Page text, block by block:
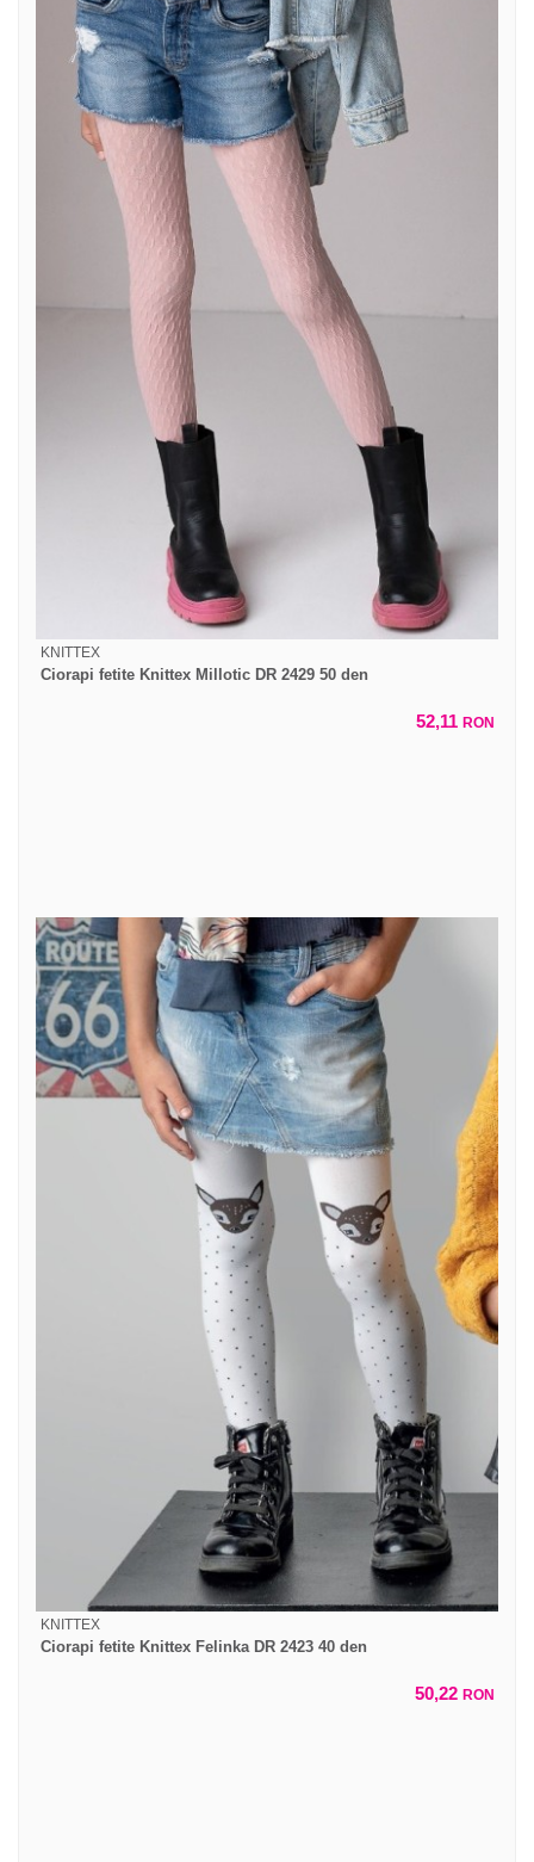
KNITTEX
Ciorapi fetite Knittex Millotic DR 2429 50 den
52,11 RON
KNITTEX
Ciorapi fetite Knittex Felinka DR 2423 40 den
50,22 RON